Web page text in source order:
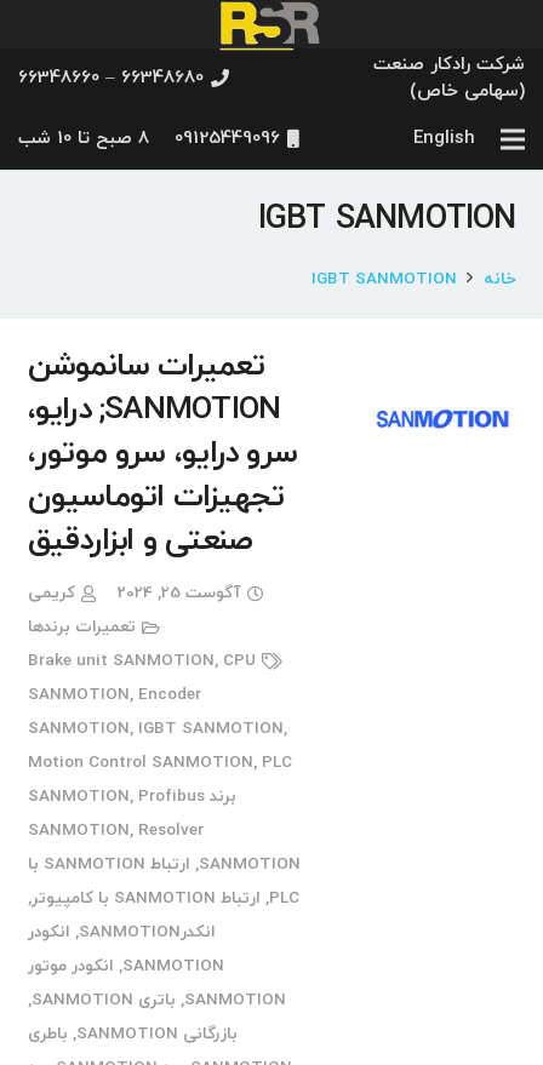
شرکت رادکار صنعت
(سهامی خاص)
66348680 – 66348660
English
09125449096 8 صبح تا 10 شب
IGBT SANMOTION
خانه IGBT SANMOTION
تعمیرات سانموشن
SANMOTION; درایو،
سرو درایو، سرو موتور،
تجهیزات اتوماسیون
صنعتی و ابزاردقیق
آگوست 25, 2024
کریمی
تعمیرات برندها
Brake unit SANMOTION, CPU
SANMOTION, Encoder
SANMOTION, IGBT SANMOTION,
Motion Control SANMOTION, PLC
برند SANMOTION
, Profibus
SANMOTION, Resolver
SANMOTION
,
ارتباط SANMOTION با
PLC
, ارتباط SANMOTION با کامپیوتر
,
انکدرSANMOTION
, انکودر
SANMOTION
, انکودر موتور
SANMOTION
, باتری SANMOTION
,
بازرگانی SANMOTION
, باطری